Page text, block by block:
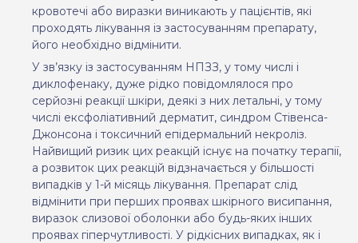
кровотечі або виразки виникають у пацієнтів, які
проходять лікування із застосуванням препарату,
його необхідно відмінити.
У зв’язку із застосуванням НПЗЗ, у тому числі і
диклофенаку, дуже рідко повідомлялося про
серйозні реакції шкіри, деякі з них летальні, у тому
числі ексфоліативний дерматит, синдром Стівенса-
Джонсона і токсичний епідермальний некроліз.
Найвищий ризик цих реакцій існує на початку терапії,
а розвиток цих реакцій відзначається у більшості
випадків у 1-й місяць лікування. Препарат слід
відмінити при перших проявах шкірного висипання,
виразок слизової оболонки або будь-яких інших
проявах гіперчутливості. У рідкісних випадках, як і